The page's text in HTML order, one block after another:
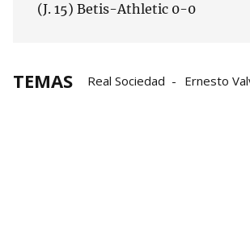
(J. 15) Betis-Athletic 0-0
TEMAS Real Sociedad Ernesto